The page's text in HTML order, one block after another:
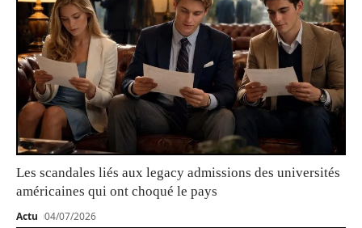
Les scandales liés aux legacy admissions des universités
américaines qui ont choqué le pays
Actu 04/07/2026